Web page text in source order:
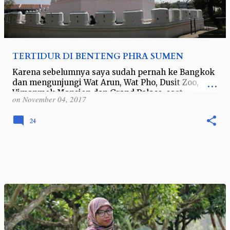
TERTIDUR DI BENTENG PHRA SUMEN
Karena sebelumnya saya sudah pernah ke Bangkok
dan mengunjungi Wat Arun, Wat Pho, Dusit Zoo,
Vimanmek Mansion dan Grand Palace, saat
kunjungan ke dua kalinya ini saya bingung mau…
on November 04, 2017
24